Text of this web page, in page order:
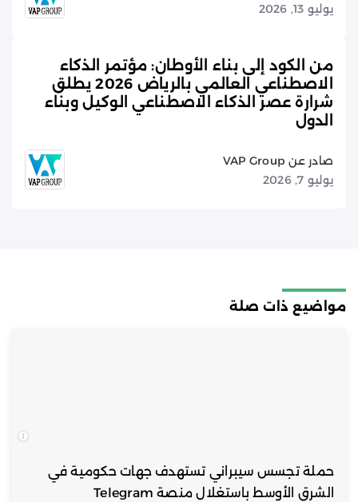
يوليو 13, 2026
من الكود إلى بناء الأوطان: مؤتمر الذكاء
الاصطناعي العالمي بالرياض 2026 يطلق
شرارة عصر الذكاء الاصطناعي الوكيل وبناء
الدول
صادر عن VAP Group
يوليو 7, 2026
مواضيع ذات صلة
حملة تجسس سيبراني تستهدف جهات حكومية في
الشرق الأوسط باستغلال منصة Telegram